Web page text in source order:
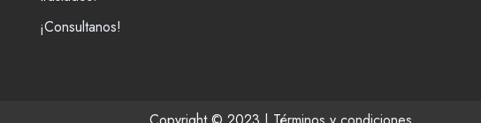
¡Consultanos!